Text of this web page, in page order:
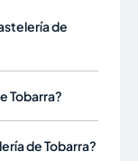
de
Tobarra?
de Tobarra?